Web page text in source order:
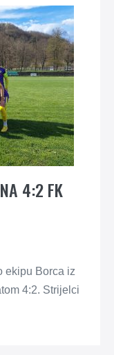
4:2 FK
ekipu Borca iz
4:2. Strijelci